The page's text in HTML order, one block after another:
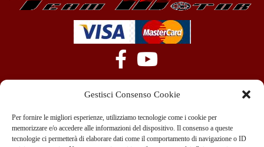
Gestisci Consenso Cookie
Per fornire le migliori esperienze, utilizziamo tecnologie come i cookie per
memorizzare e/o accedere alle informazioni del dispositivo. Il consenso a queste
tecnologie ci permetterà di elaborare dati come il comportamento di navigazione o ID